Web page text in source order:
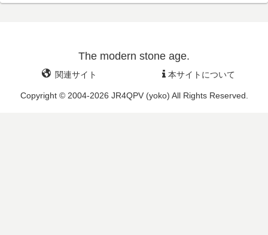
The modern stone age.
関連サイト 本サイトについて
Copyright © 2004-2026 JR4QPV (yoko) All Rights Reserved.